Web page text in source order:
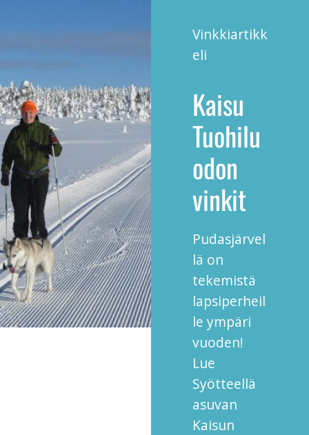
Vinkkiartikk
eli
Kaisu
Tuohilu
odon
vinkit
Pudasjärvel
lä on
tekemistä
lapsiperheil
le ympäri
vuoden!
Lue
Syötteellä
asuvan
Kaisun